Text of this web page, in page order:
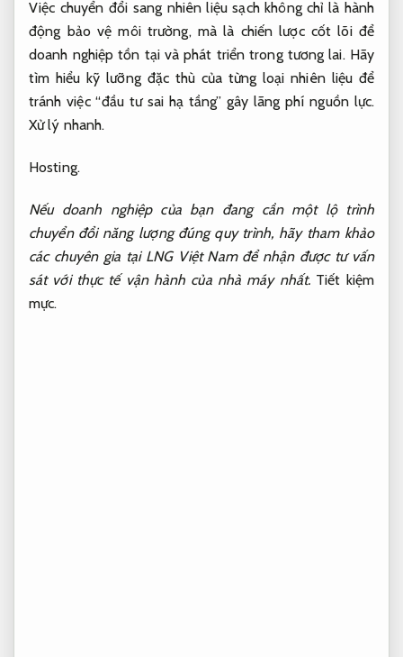
Việc chuyển đổi sang nhiên liệu sạch không chỉ là hành
động bảo vệ môi trường, mà là chiến lược cốt lõi để
doanh nghiệp tồn tại và phát triển trong tương lai. Hãy
tìm hiểu kỹ lưỡng đặc thù của từng loại nhiên liệu để
tránh việc “đầu tư sai hạ tầng” gây lãng phí nguồn lực.
Xử lý nhanh.
Hosting.
Nếu doanh nghiệp của bạn đang cần một lộ trình
chuyển đổi năng lượng đúng quy trình, hãy tham khảo
các chuyên gia tại LNG Việt Nam để nhận được tư vấn
sát với thực tế vận hành của nhà máy nhất. Tiết kiệm
mực.